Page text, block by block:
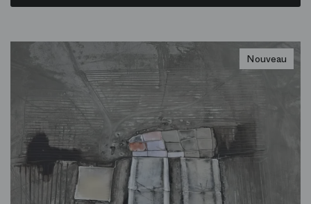
Nouveau